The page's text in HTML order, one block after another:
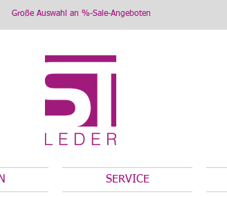
Große Auswahl an %-Sale-Angeboten
SERVICE